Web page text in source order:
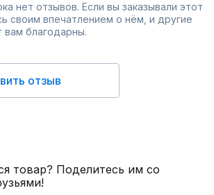
нет отзывов. Если вы заказывали этот
своим впечатлением о нём, и другие
вам благодарны.
отзыв
товар? Поделитесь им со